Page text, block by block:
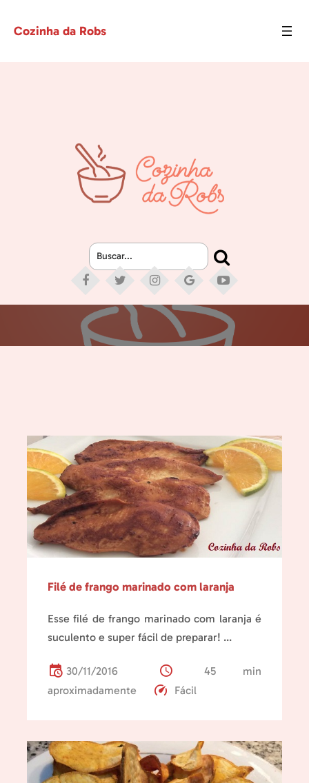
Cozinha da Robs
Buscar...
Filé de frango marinado com laranja
Esse filé de frango marinado com laranja é
suculento e super fácil de preparar! ...
30/11/2016
45 min
aproximadamente
Fácil